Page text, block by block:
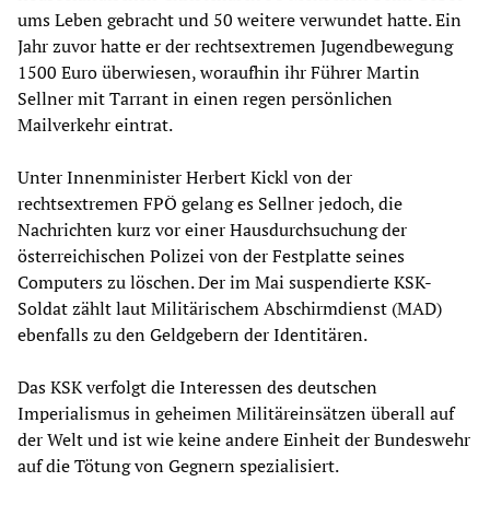
ums Leben gebracht und 50 weitere verwundet hatte. Ein
Jahr zuvor hatte er der rechtsextremen Jugendbewegung
1500 Euro überwiesen, woraufhin ihr Führer Martin
Sellner mit Tarrant in einen regen persönlichen
Mailverkehr eintrat.
Unter Innenminister Herbert Kickl von der
rechtsextremen FPÖ gelang es Sellner jedoch, die
Nachrichten kurz vor einer Hausdurchsuchung der
österreichischen Polizei von der Festplatte seines
Computers zu löschen. Der im Mai suspendierte KSK-
Soldat zählt laut Militärischem Abschirmdienst (MAD)
ebenfalls zu den Geldgebern der Identitären.
Das KSK verfolgt die Interessen des deutschen
Imperialismus in geheimen Militäreinsätzen überall auf
der Welt und ist wie keine andere Einheit der Bundeswehr
auf die Tötung von Gegnern spezialisiert.